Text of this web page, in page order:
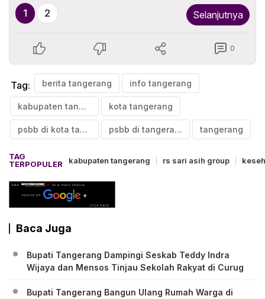
1 2 Selanjutnya
0
Tag: berita tangerang info tangerang
kabupaten tangerang kota tangerang
psbb di kota tangerang psbb di tangerang tangerang
TAG
TERPOPULER
kabupaten tangerang rs sari asih group
Baca Juga
Bupati Tangerang Dampingi Seskab Teddy Indra
Wijaya dan Mensos Tinjau Sekolah Rakyat di Curug
Bupati Tangerang Bangun Ulang Rumah Warga di